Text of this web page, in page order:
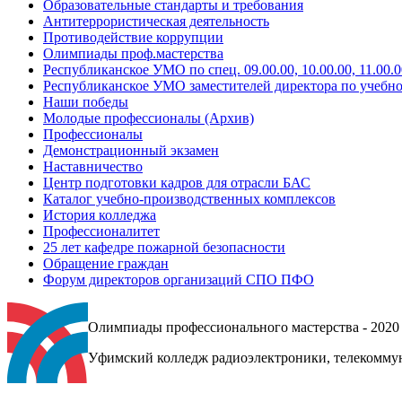
Образовательные стандарты и требования
Антитеррористическая деятельность
Противодействие коррупции
Олимпиады проф.мастерства
Республиканское УМО по спец. 09.00.00, 10.00.00,
Республиканское УМО заместителей директора по
Наши победы
Молодые профессионалы (Архив)
Профессионалы
Демонстрационный экзамен
Наставничество
Центр подготовки кадров для отрасли БАС
Каталог учебно-производственных комплексов
История колледжа
Профессионалитет
25 лет кафедре пожарной безопасности
Обращение граждан
Форум директоров организаций СПО ПФО
Олимпиады профессионального мастерства -
Уфимский колледж радиоэлектроники,